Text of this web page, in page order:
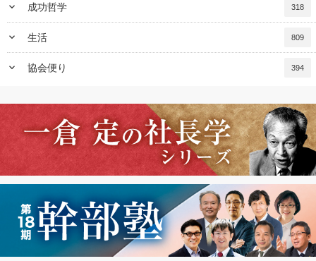
keyboard_arrow_down 成功哲学 318
keyboard_arrow_down 生活 809
keyboard_arrow_down 協会便り 394